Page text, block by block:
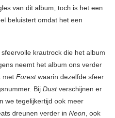
van dit album, toch is het een
beluistert omdat het een
krautrock die het album
neemt het album ons verder
met Forestwaarin dezelfde sfeer
Bij Dustverschijnen er
we tegelijkertijd ook meer
dreunen verder in Neon, ook